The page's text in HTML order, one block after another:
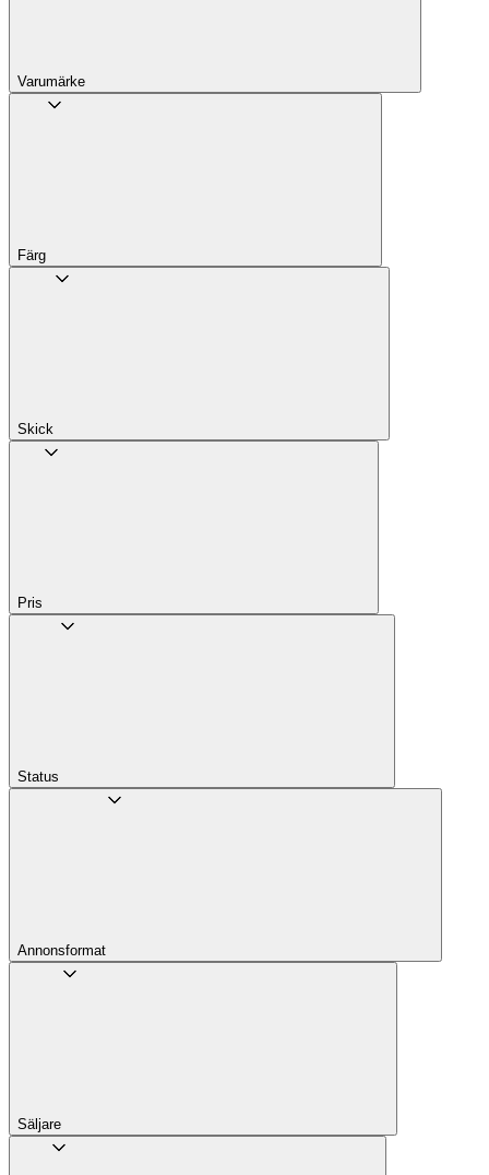
Varumärke
Färg
Skick
Pris
Status
Annons­format
Säljare